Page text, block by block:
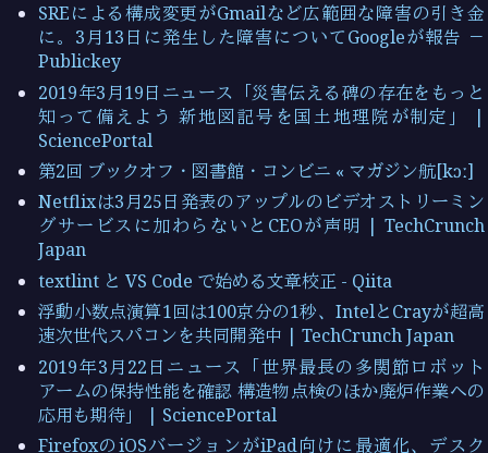
SREによる構成変更がGmailなど広範囲な障害の引き金
に。3月13日に発生した障害についてGoogleが報告 －
Publickey
2019年3月19日ニュース「災害伝える碑の存在をもっと
知って備えよう 新地図記号を国土地理院が制定」 |
SciencePortal
第2回 ブックオフ・図書館・コンビニ « マガジン航[kɔː]
Netflixは3月25日発表のアップルのビデオストリーミン
グサービスに加わらないとCEOが声明 | TechCrunch
Japan
textlint と VS Code で始める文章校正 - Qiita
浮動小数点演算1回は100京分の1秒、IntelとCrayが超高
速次世代スパコンを共同開発中 | TechCrunch Japan
2019年3月22日ニュース「世界最長の多関節ロボット
アームの保持性能を確認 構造物点検のほか廃炉作業への
応用も期待」 | SciencePortal
FirefoxのiOSバージョンがiPad向けに最適化、デスク